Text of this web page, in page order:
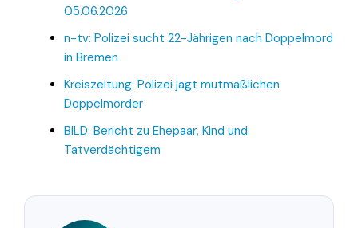
05.06.2026
n-tv: Polizei sucht 22-Jährigen nach Doppelmord
in Bremen
Kreiszeitung: Polizei jagt mutmaßlichen
Doppelmörder
BILD: Bericht zu Ehepaar, Kind und
Tatverdächtigem